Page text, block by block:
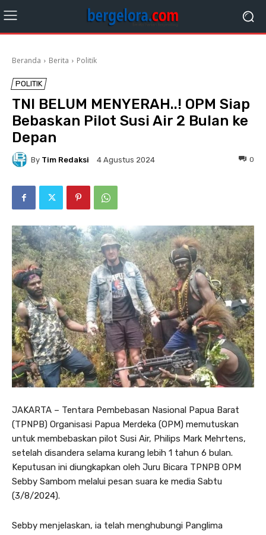
Beranda Berita Politik
POLITIK
TNI BELUM MENYERAH..! OPM Siap
Bebaskan Pilot Susi Air 2 Bulan ke
Depan
By Tim Redaksi 4 Agustus 2024 0
JAKARTA – Tentara Pembebasan Nasional Papua Barat
(TPNPB) Organisasi Papua Merdeka (OPM) memutuskan
untuk membebaskan pilot Susi Air, Philips Mark Mehrtens,
setelah disandera selama kurang lebih 1 tahun 6 bulan.
Keputusan ini diungkapkan oleh Juru Bicara TPNPB OPM
Sebby Sambom melalui pesan suara ke media Sabtu
(3/8/2024).
Sebby menjelaskan, ia telah menghubungi Panglima